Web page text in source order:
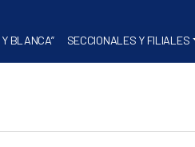
BLANCA” SECCIONALES Y FILIALES